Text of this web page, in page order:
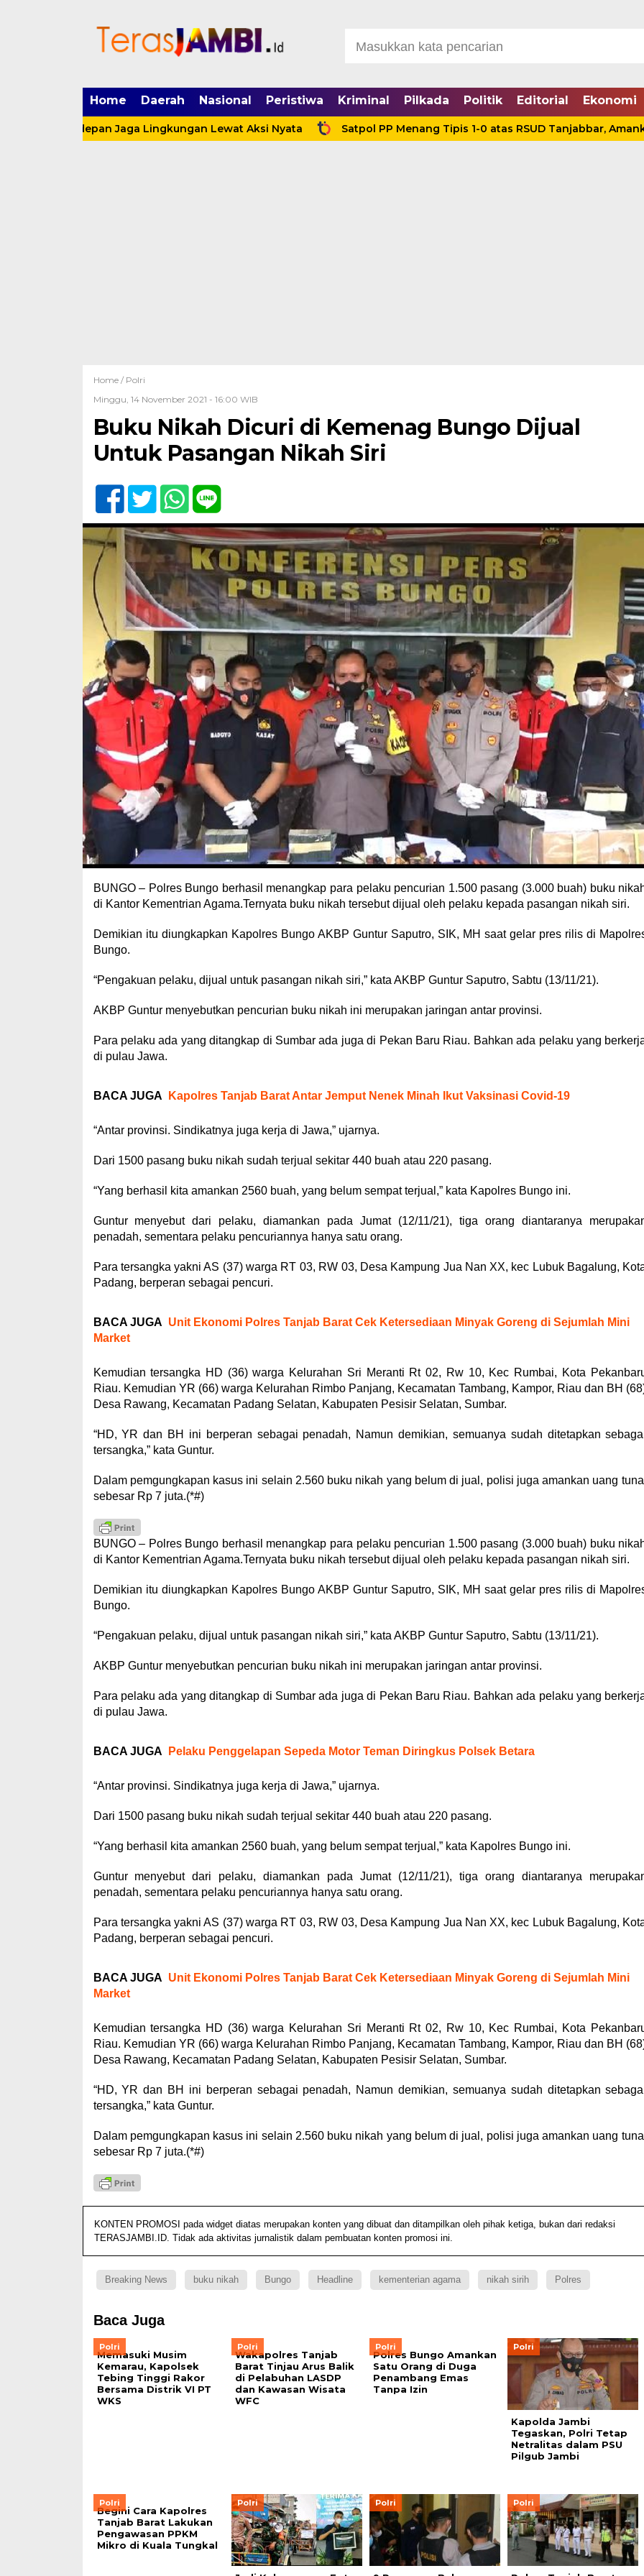
Home Daerah Nasional Peristiwa Kriminal Pilkada Politik Editorial Ekonomi
Terdepan Jaga Lingkungan Lewat Aksi Nyata Satpol PP Menang Tipis 1-0 atas RSUD Tanjabbar, Amankan Tiga
Home / Polri
Minggu, 14 November 2021 - 16:00 WIB
Buku Nikah Dicuri di Kemenag Bungo Dijual
Untuk Pasangan Nikah Siri
BUNGO – Polres Bungo berhasil menangkap para pelaku pencurian 1.500 pasang (3.000 buah) buku
di Kantor Kementrian Agama.Ternyata buku nikah tersebut dijual oleh pelaku kepada pasangan nikah siri.
Demikian itu diungkapkan Kapolres Bungo AKBP Guntur Saputro, SIK, MH saat gelar pres rilis di
Bungo.
“Pengakuan pelaku, dijual untuk pasangan nikah siri,” kata AKBP Guntur Saputro, Sabtu (13/11/21).
AKBP Guntur menyebutkan pencurian buku nikah ini merupakan jaringan antar provinsi.
Para pelaku ada yang ditangkap di Sumbar ada juga di Pekan Baru Riau. Bahkan ada pelaku yang
di pulau Jawa.
BACA JUGA Kapolres Tanjab Barat Antar Jemput Nenek Minah Ikut Vaksinasi Covid-19
“Antar provinsi. Sindikatnya juga kerja di Jawa,” ujarnya.
Dari 1500 pasang buku nikah sudah terjual sekitar 440 buah atau 220 pasang.
“Yang berhasil kita amankan 2560 buah, yang belum sempat terjual,” kata Kapolres Bungo ini.
Guntur menyebut dari pelaku, diamankan pada Jumat (12/11/21), tiga orang diantaranya
penadah, sementara pelaku pencuriannya hanya satu orang.
Para tersangka yakni AS (37) warga RT 03, RW 03, Desa Kampung Jua Nan XX, kec Lubuk Bagalung,
Padang, berperan sebagai pencuri.
BACA JUGA Unit Ekonomi Polres Tanjab Barat Cek Ketersediaan Minyak Goreng di Sejumlah Mini
Market
Kemudian tersangka HD (36) warga Kelurahan Sri Meranti Rt 02, Rw 10, Kec Rumbai, Kota
Riau. Kemudian YR (66) warga Kelurahan Rimbo Panjang, Kecamatan Tambang, Kampor, Riau dan BH
Desa Rawang, Kecamatan Padang Selatan, Kabupaten Pesisir Selatan, Sumbar.
“HD, YR dan BH ini berperan sebagai penadah, Namun demikian, semuanya sudah ditetapkan
tersangka,” kata Guntur.
Dalam pemgungkapan kasus ini selain 2.560 buku nikah yang belum di jual, polisi juga amankan uang
sebesar Rp 7 juta.(*#)
BUNGO – Polres Bungo berhasil menangkap para pelaku pencurian 1.500 pasang (3.000 buah) buku
di Kantor Kementrian Agama.Ternyata buku nikah tersebut dijual oleh pelaku kepada pasangan nikah siri.
Demikian itu diungkapkan Kapolres Bungo AKBP Guntur Saputro, SIK, MH saat gelar pres rilis di
Bungo.
“Pengakuan pelaku, dijual untuk pasangan nikah siri,” kata AKBP Guntur Saputro, Sabtu (13/11/21).
AKBP Guntur menyebutkan pencurian buku nikah ini merupakan jaringan antar provinsi.
Para pelaku ada yang ditangkap di Sumbar ada juga di Pekan Baru Riau. Bahkan ada pelaku yang
di pulau Jawa.
BACA JUGA Pelaku Penggelapan Sepeda Motor Teman Diringkus Polsek Betara
“Antar provinsi. Sindikatnya juga kerja di Jawa,” ujarnya.
Dari 1500 pasang buku nikah sudah terjual sekitar 440 buah atau 220 pasang.
“Yang berhasil kita amankan 2560 buah, yang belum sempat terjual,” kata Kapolres Bungo ini.
Guntur menyebut dari pelaku, diamankan pada Jumat (12/11/21), tiga orang diantaranya
penadah, sementara pelaku pencuriannya hanya satu orang.
Para tersangka yakni AS (37) warga RT 03, RW 03, Desa Kampung Jua Nan XX, kec Lubuk Bagalung,
Padang, berperan sebagai pencuri.
BACA JUGA Unit Ekonomi Polres Tanjab Barat Cek Ketersediaan Minyak Goreng di Sejumlah Mini
Market
Kemudian tersangka HD (36) warga Kelurahan Sri Meranti Rt 02, Rw 10, Kec Rumbai, Kota
Riau. Kemudian YR (66) warga Kelurahan Rimbo Panjang, Kecamatan Tambang, Kampor, Riau dan BH
Desa Rawang, Kecamatan Padang Selatan, Kabupaten Pesisir Selatan, Sumbar.
“HD, YR dan BH ini berperan sebagai penadah, Namun demikian, semuanya sudah ditetapkan
tersangka,” kata Guntur.
Dalam pemgungkapan kasus ini selain 2.560 buku nikah yang belum di jual, polisi juga amankan uang
sebesar Rp 7 juta.(*#)
KONTEN PROMOSI pada widget diatas merupakan konten yang dibuat dan ditampilkan oleh pihak ketiga, bukan dari redaksi
TERASJAMBI.ID. Tidak ada aktivitas jurnalistik dalam pembuatan konten promosi ini.
Breaking News buku nikah Bungo Headline kementerian agama nikah sirih Polres
Baca Juga
Polri
Memasuki Musim
Kemarau, Kapolsek
Tebing Tinggi Rakor
Bersama Distrik VI PT
WKS
Polri
Wakapolres Tanjab
Barat Tinjau Arus Balik
di Pelabuhan LASDP
dan Kawasan Wisata
WFC
Polri
Polres Bungo Amankan
Satu Orang di Duga
Penambang Emas
Tanpa Izin
Polri
Kapolda Jambi
Tegaskan, Polri Tetap
Netralitas dalam PSU
Pilgub Jambi
Polri
Begini Cara Kapolres
Tanjab Barat Lakukan
Pengawasan PPKM
Mikro di Kuala Tungkal
Polri Polri Polri